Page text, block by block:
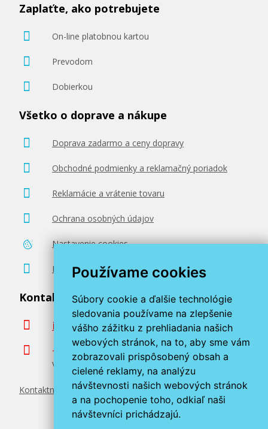
Používame cookies
Súbory cookie a ďalšie technológie
sledovania používame na zlepšenie
vášho zážitku z prehliadania našich
webových stránok, na to, aby sme vám
zobrazovali prispôsobený obsah a
cielené reklamy, na analýzu
návštevnosti našich webových stránok
a na pochopenie toho, odkiaľ naši
návštevníci prichádzajú.
Zaplaťte, ako potrebujete
On-line platobnou kartou
Prevodom
Dobierkou
Všetko o doprave a nákupe
Doprava zadarmo a ceny dopravy
Obchodné podmienky a reklamačný poriadok
Reklamácie a vrátenie tovaru
Ochrana osobných údajov
Nastavenie cookies
Poradenstvo zadarmo
Kontaktujte nás
info@miroluk.sk
+420 377 222 313
Volajte v pracovné dni od 8. do 17. hod.
Kontaktné údaje